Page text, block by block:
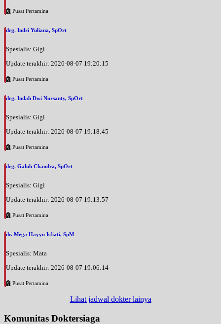
Pusat Pertamina
drg. Indri Yuliana, SpOrt
Spesialis: Gigi
Update terakhir: 2026-08-07 19:20:15
Pusat Pertamina
drg. Indah Dwi Nursanty, SpOrt
Spesialis: Gigi
Update terakhir: 2026-08-07 19:18:45
Pusat Pertamina
drg. Galuh Chandra, SpOrt
Spesialis: Gigi
Update terakhir: 2026-08-07 19:13:57
Pusat Pertamina
dr. Mega Hayyu Isfiati, SpM
Spesialis: Mata
Update terakhir: 2026-08-07 19:06:14
Pusat Pertamina
Lihat jadwal dokter lainya
Komunitas Doktersiaga